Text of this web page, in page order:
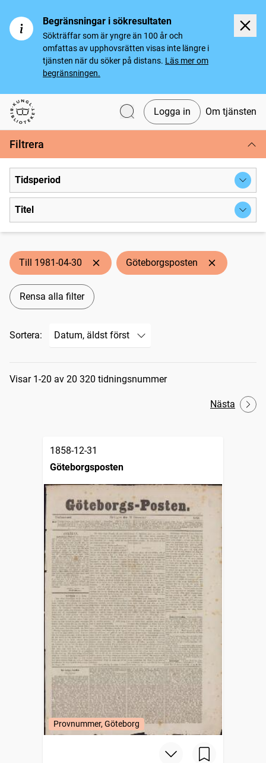
Begränsningar i sökresultaten
Sökträffar som är yngre än 100 år och
omfattas av upphovsrätten visas inte längre i
tjänsten när du söker på distans. Läs mer om
begränsningen.
Svenska tidningar
Logga in Om tjänsten
Filtrera
Tidsperiod
Titel
Till 1981-04-30 Göteborgsposten
Rensa alla filter
Sortera:
Sökresultat
Visar 1-20 av 20 320 tidningsnummer
Nästa
1858-12-31
Göteborgsposten
Provnummer, Göteborg